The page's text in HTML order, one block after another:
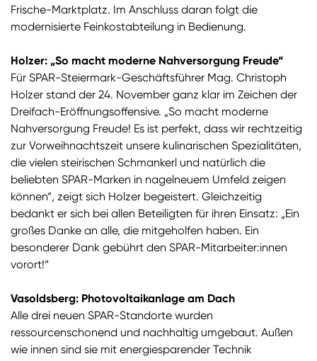
Frische-Marktplatz. Im Anschluss daran folgt die
modernisierte Feinkostabteilung in Bedienung.
Holzer: „So macht moderne Nahversorgung Freude“
Für SPAR-Steiermark-Geschäftsführer Mag. Christoph
Holzer stand der 24. November ganz klar im Zeichen der
Dreifach-Eröffnungsoffensive. „So macht moderne
Nahversorgung Freude! Es ist perfekt, dass wir rechtzeitig
zur Vorweihnachtszeit unsere kulinarischen Spezialitäten,
die vielen steirischen Schmankerl und natürlich die
beliebten SPAR-Marken in nagelneuem Umfeld zeigen
können“, zeigt sich Holzer begeistert. Gleichzeitig
bedankt er sich bei allen Beteiligten für ihren Einsatz: „Ein
großes Danke an alle, die mitgeholfen haben. Ein
besonderer Dank gebührt den SPAR-Mitarbeiter:innen
vorort!“
Vasoldsberg: Photovoltaikanlage am Dach
Alle drei neuen SPAR-Standorte wurden
ressourcenschonend und nachhaltig umgebaut. Außen
wie innen sind sie mit energiesparender Technik